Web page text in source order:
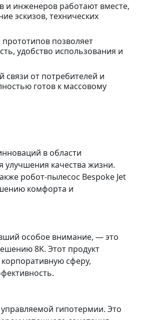
и инженеров работают вместе,
эскизов, технических
позволяет
удобство использования и
связи от потребителей и
готов к массовому
в области
качества жизни.
робот-пылесос Bespoke Jet
комфорта и
особое внимание, — это
8K. Этот продукт
сферу,
гипотермии. Это